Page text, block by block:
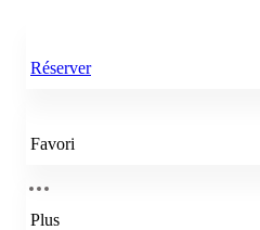
Réserver
Favori
Plus